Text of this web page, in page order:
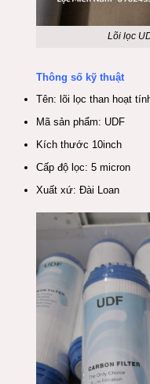
Lõi lọc
Thông số kỹ thuật
Tên: lõi lọc than hoạt
Mã sản phẩm: UDF
Kích thước 10inch
Cấp độ lọc: 5 micron
Xuất xứ: Đài Loan